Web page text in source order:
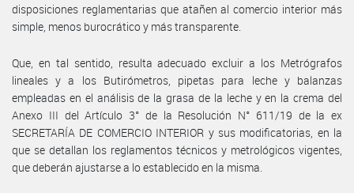
disposiciones reglamentarias que atañen al comercio interior más
simple, menos burocrático y más transparente.
Que, en tal sentido, resulta adecuado excluir a los Metrógrafos
lineales y a los Butirómetros, pipetas para leche y balanzas
empleadas en el análisis de la grasa de la leche y en la crema del
Anexo III del Artículo 3° de la Resolución N° 611/19 de la ex
SECRETARÍA DE COMERCIO INTERIOR y sus modificatorias, en la
que se detallan los reglamentos técnicos y metrológicos vigentes,
que deberán ajustarse a lo establecido en la misma.